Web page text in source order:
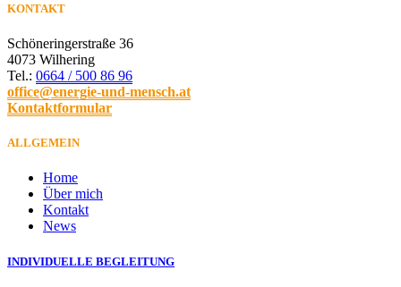
KONTAKT
Schöneringerstraße 36
4073 Wilhering
Tel.: 0664 / 500 86 96
office@energie-und-mensch.at
Kontaktformular
ALLGEMEIN
Home
Über mich
Kontakt
News
INDIVIDUELLE BEGLEITUNG